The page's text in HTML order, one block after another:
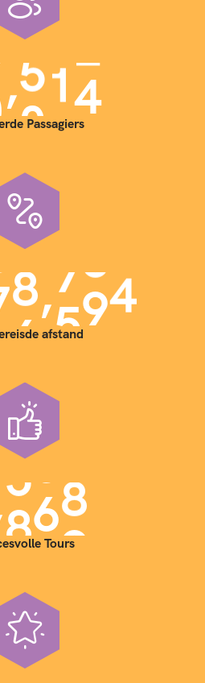
,000
Passagiers
0,000
afstand
000
Tours